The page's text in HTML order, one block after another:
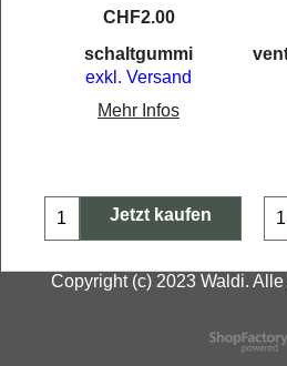
CHF2.00
schaltgummi
exkl. Versand
Mehr Infos
Jetzt kaufen
Copyright (c) 2023 Waldi.
WebShop erstellt
ShopFactory Shop